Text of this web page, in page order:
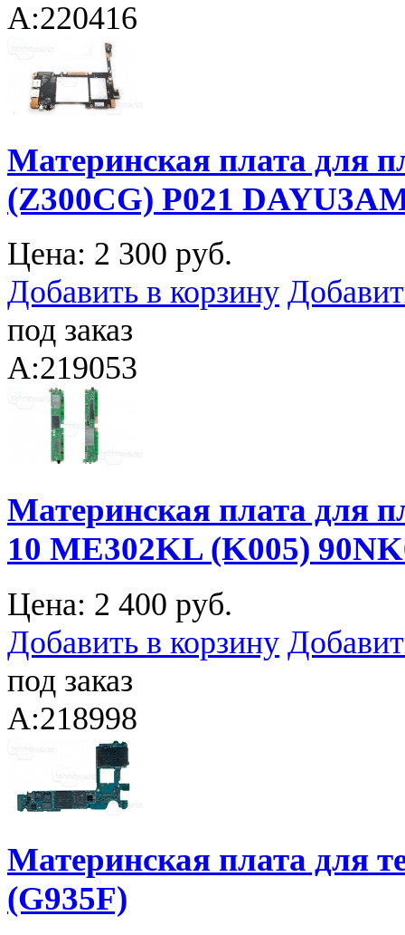
A:220416
Материнская плата для
(Z300CG) P021
Цена: 2 300 руб.
Добавить в корзину
под заказ
A:219053
Материнская плата для
10 ME302KL (K005)
Цена: 2 400 руб.
Добавить в корзину
под заказ
A:218998
Материнская плата для
(G935F)